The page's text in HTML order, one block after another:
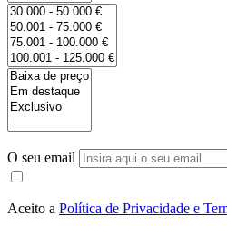
O seu email
Aceito a Política de Privacidade e